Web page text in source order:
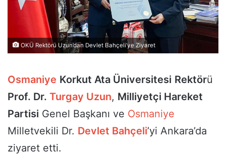
OKÜ Rektörü Uzun’dan Devlet Bahçeli’ye Ziyaret
Osmaniye Korkut Ata Üniversitesi Rektörü
Prof. Dr. Turgay Uzun, Milliyetçi Hareket
Partisi Genel Başkanı ve Osmaniye
Milletvekili Dr. Devlet Bahçeli’yi Ankara’da
ziyaret etti.